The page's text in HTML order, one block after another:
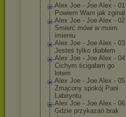
Alex Joe - Joe Alex - 01
Powiem Wam jak zginął
Alex Joe - Joe Alex - 02
Śmierć mówi w moim
imieniu
Alex Joe - Joe Alex - 03
Jesteś tylko diabłem
Alex Joe - Joe Alex - 04
Cichym ścigałam go
lotem
Alex Joe - Joe Alex - 05
Zmącony spokój Pani
Labiryntu
Alex Joe - Joe Alex - 06
Gdzie przykazań brak